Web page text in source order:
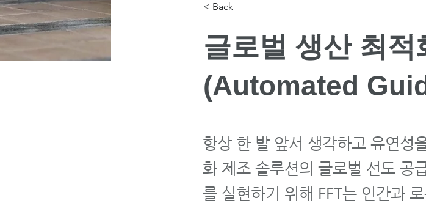
< Back
글로벌 생산 최적
(Automated
항상 한 발 앞서 생각하고 유연성
화 제조 솔루션의 글로벌 선도 공
를 실현하기 위해 FFT는 인간과